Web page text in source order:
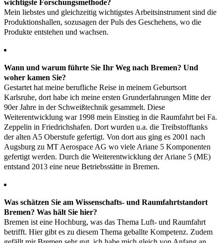
wichtigste Forschungsmethode?
Mein liebstes und gleichzeitig wichtigstes Arbeitsinstrument sind die
Produktionshallen, sozusagen der Puls des Geschehens, wo die
Produkte entstehen und wachsen.
Wann und warum führte Sie Ihr Weg nach Bremen? Und
woher kamen Sie?
Gestartet hat meine berufliche Reise in meinem Geburtsort
Karlsruhe, dort habe ich meine ersten Grunderfahrungen Mitte der
90er Jahre in der Schweißtechnik gesammelt. Diese
Weiterentwicklung war 1998 mein Einstieg in die Raumfahrt bei Fa.
Zeppelin in Friedrichshafen. Dort wurden u.a. die Treibstofftanks
der alten A5 Oberstufe gefertigt. Von dort aus ging es 2001 nach
Augsburg zu MT Aerospace AG wo viele Ariane 5 Komponenten
gefertigt werden. Durch die Weiterentwicklung der Ariane 5 (ME)
entstand 2013 eine neue Betriebsstätte in Bremen.
Was schätzen Sie am Wissenschafts- und Raumfahrtstandort
Bremen? Was hält Sie hier?
Bremen ist eine Hochburg, was das Thema Luft- und Raumfahrt
betrifft. Hier gibt es zu diesem Thema geballte Kompetenz. Zudem